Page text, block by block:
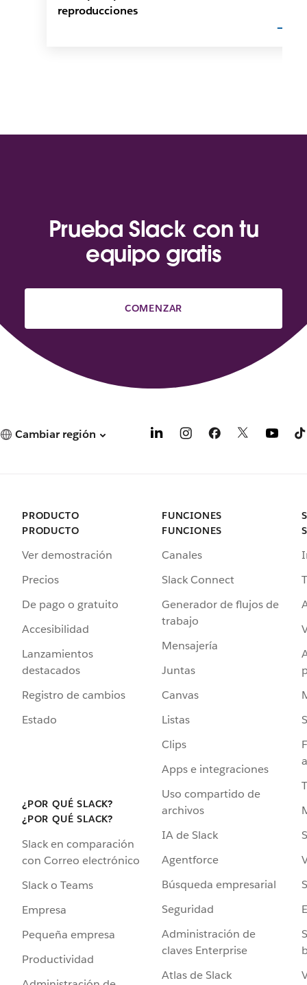
reproducciones
Prueba Slack con tu
equipo gratis
COMENZAR
Cambiar región
PRODUCTO
PRODUCTO
Ver demostración
Precios
De pago o gratuito
Accesibilidad
Lanzamientos
destacados
Registro de cambios
Estado
¿POR QUÉ SLACK?
¿POR QUÉ SLACK?
Slack en comparación
con Correo electrónico
Slack o Teams
Empresa
Pequeña empresa
Productividad
FUNCIONES
FUNCIONES
Canales
Slack Connect
Generador de flujos de
trabajo
Mensajería
Juntas
Canvas
Listas
Clips
Apps e integraciones
Uso compartido de
archivos
IA de Slack
Agentforce
Búsqueda empresarial
Seguridad
Administración de
claves Enterprise
Atlas de Slack